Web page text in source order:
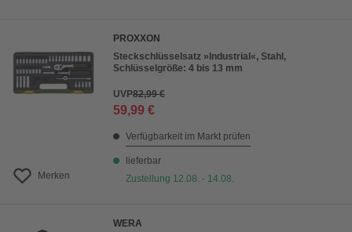
Merken
PROXXON
Steckschlüsselsatz »Industrial«, Stahl,
Schlüsselgröße: 4 bis 13 mm
UVP82,99 €
59,99 €
Verfügbarkeit im Markt prüfen
lieferbar
Zustellung 12.08. - 14.08.
WERA